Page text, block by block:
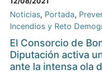
Noticias, Portada,
Incendios y Reto
El Consorcio de
Diputación activa
ante la intensa ola